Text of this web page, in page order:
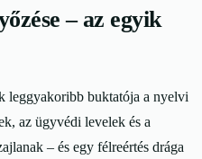
– az egyik
leggyakoribb buktatója a nyelvi
az ügyvédi levelek és a
– és egy félreértés drága